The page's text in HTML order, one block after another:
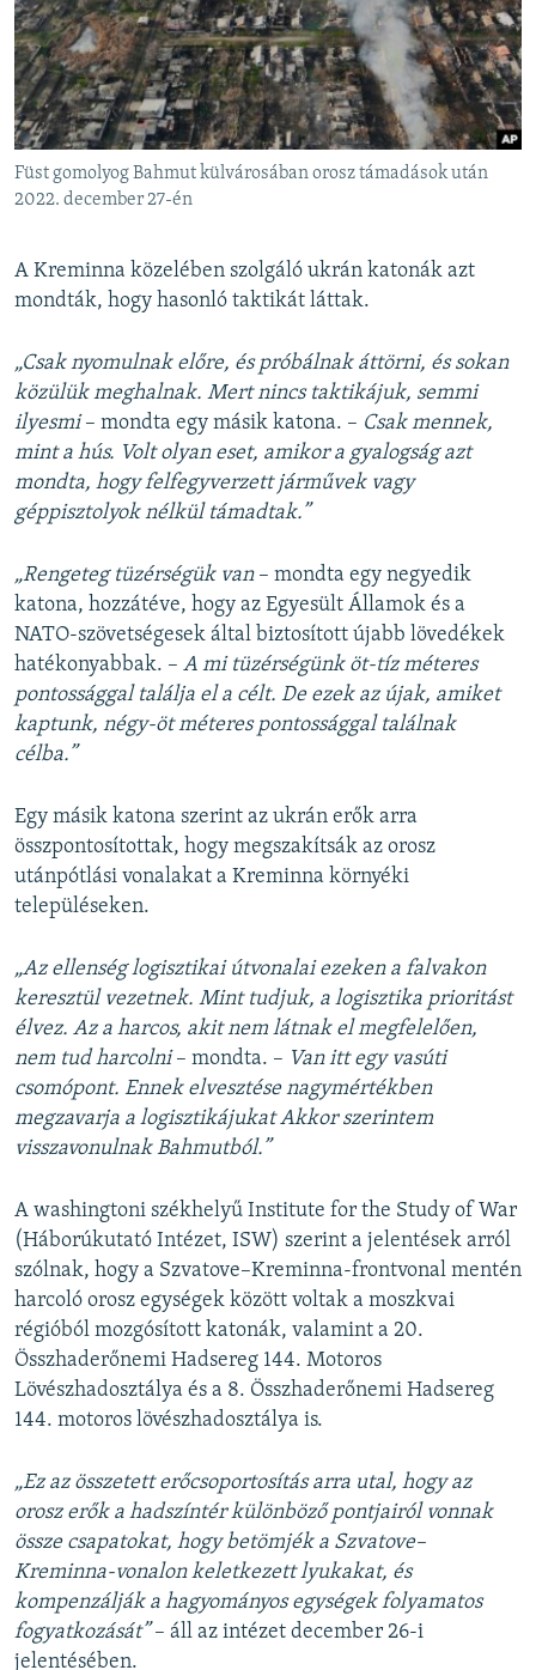
Füst gomolyog Bahmut külvárosában orosz támadások után
2022. december 27-én
A Kreminna közelében szolgáló ukrán katonák azt
mondták, hogy hasonló taktikát láttak.
„Csak nyomulnak előre, és próbálnak áttörni, és sokan
közülük meghalnak. Mert nincs taktikájuk, semmi
ilyesmi– mondta egy másik katona. – Csak mennek,
mint a hús. Volt olyan eset, amikor a gyalogság azt
mondta, hogy felfegyverzett járművek vagy
géppisztolyok nélkül támadtak.”
„Rengeteg tüzérségük van– mondta egy negyedik
katona, hozzátéve, hogy az Egyesült Államok és a
NATO-szövetségesek által biztosított újabb lövedékek
hatékonyabbak. – A mi tüzérségünk öt-tíz méteres
pontossággal találja el a célt. De ezek az újak, amiket
kaptunk, négy-öt méteres pontossággal találnak
célba.”
Egy másik katona szerint az ukrán erők arra
összpontosítottak, hogy megszakítsák az orosz
utánpótlási vonalakat a Kreminna környéki
településeken.
„Az ellenség logisztikai útvonalai ezeken a falvakon
keresztül vezetnek. Mint tudjuk, a logisztika prioritást
élvez. Az a harcos, akit nem látnak el megfelelően,
nem tud harcolni– mondta. – Van itt egy vasúti
csomópont. Ennek elvesztése nagymértékben
megzavarja a logisztikájukat Akkor szerintem
visszavonulnak Bahmutból.”
A washingtoni székhelyű Institute for the Study of War
(Háborúkutató Intézet, ISW) szerint a jelentések arról
szólnak, hogy a Szvatove–Kreminna-frontvonal mentén
harcoló orosz egységek között voltak a moszkvai
régióból mozgósított katonák, valamint a 20.
Összhaderőnemi Hadsereg 144. Motoros
Lövészhadosztálya és a 8. Összhaderőnemi Hadsereg
144. motoros lövészhadosztálya is.
„Ez az összetett erőcsoportosítás arra utal, hogy az
orosz erők a hadszíntér különböző pontjairól vonnak
össze csapatokat, hogy betömjék a Szvatove–
Kreminna-vonalon keletkezett lyukakat, és
kompenzálják a hagyományos egységek folyamatos
fogyatkozását”– áll az intézet december 26-i
jelentésében.